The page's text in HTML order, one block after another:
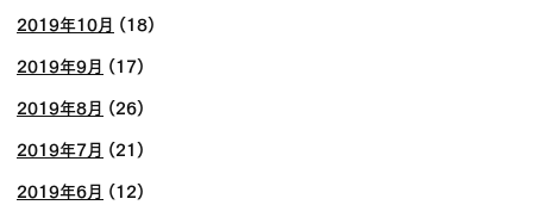
2019年10月 (18)
2019年9月 (17)
2019年8月 (26)
2019年7月 (21)
2019年6月 (12)